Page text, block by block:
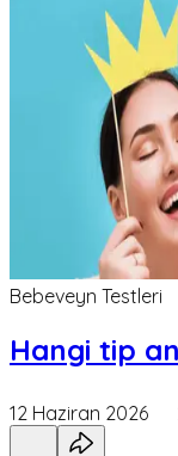
Bebeveyn Testleri
Hangi tip
12 Haziran 2026